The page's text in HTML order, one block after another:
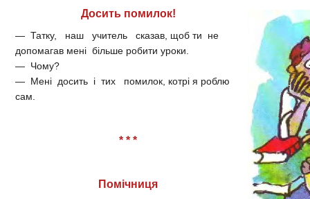
Досить помилок!
— Татку, наш учитель сказав, щоб ти не
допомагав мені більше робити уроки.
— Чому?
— Мені досить і тих помилок, котрі я роблю
сам.
* * *
Помічниця